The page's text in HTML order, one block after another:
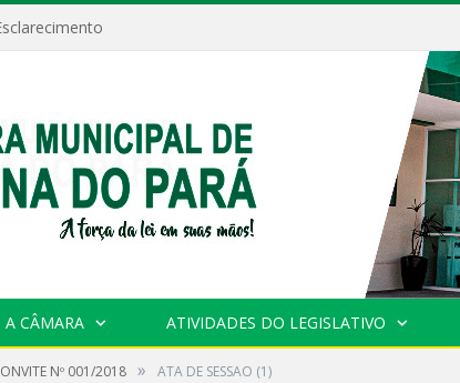
A CÂMARA ATIVIDADES DO LEGISLATIVO
Nº 001/2018 » ATA DE SESSAO (1)